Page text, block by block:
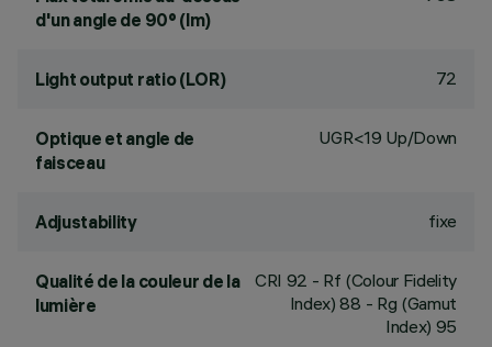
d'un angle de 90° (lm)
Light output ratio (LOR) 72
Optique et angle de
faisceau
UGR<19 Up/Down
Adjustability fixe
Qualité de la couleur de la
lumière
CRI 92 - Rf (Colour Fidelity
Index) 88 - Rg (Gamut
Index) 95